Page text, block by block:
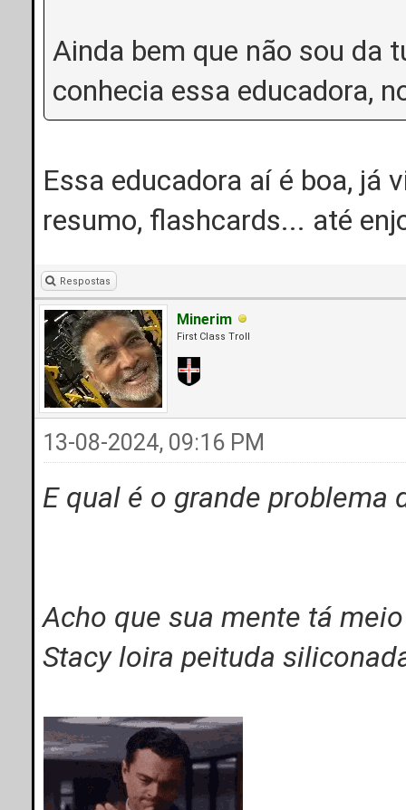
Ainda bem que não sou da
conhecia essa educadora,
Essa educadora aí é boa, já
resumo, flashcards... até
Respostas
Minerim
First Class Troll
13-08-2024, 09:16 PM
E qual é o grande problema
Acho que sua mente tá
Stacy loira peituda